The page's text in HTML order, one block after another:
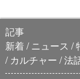
記事
新着
ニュース
カルチャー 法